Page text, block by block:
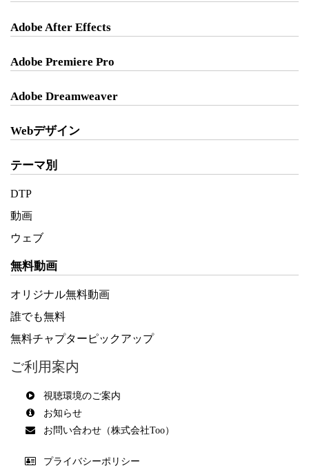
Adobe After Effects
Adobe Premiere Pro
Adobe Dreamweaver
Webデザイン
テーマ別
DTP
動画
ウェブ
無料動画
オリジナル無料動画
誰でも無料
無料チャプターピックアップ
ご利用案内
視聴環境のご案内
お知らせ
お問い合わせ（株式会社Too）
プライバシーポリシー